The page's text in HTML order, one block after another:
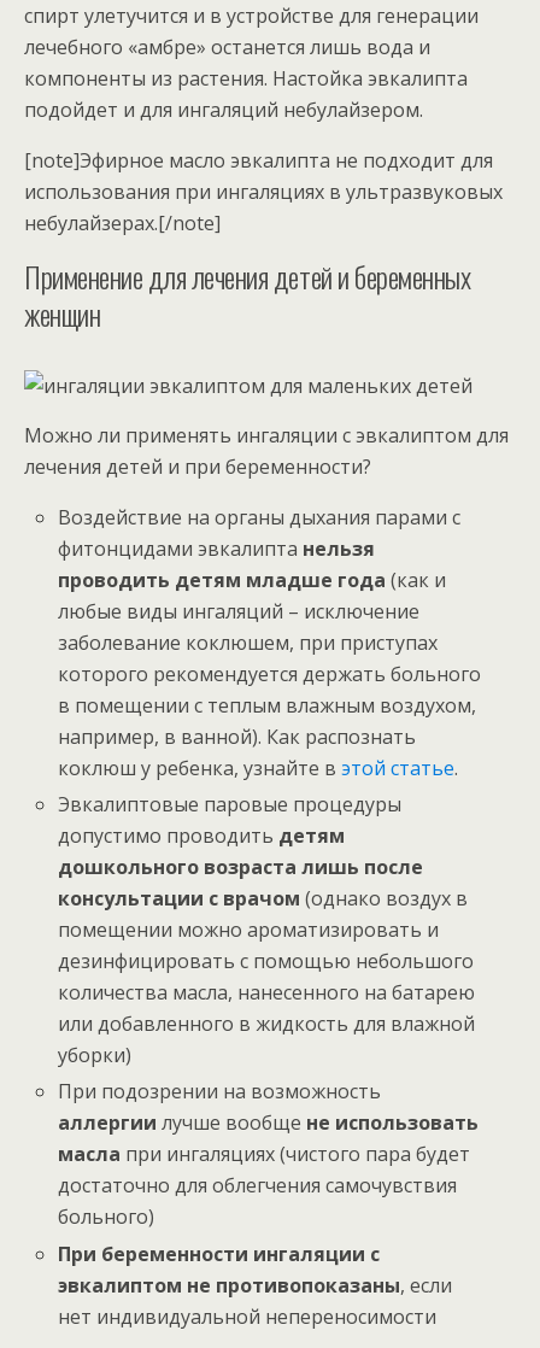
спирт улетучится и в устройстве для генерации
лечебного «амбре» останется лишь вода и
компоненты из растения. Настойка эвкалипта
подойдет и для ингаляций небулайзером.
[note]Эфирное масло эвкалипта не подходит для
использования при ингаляциях в ультразвуковых
небулайзерах.[/note]
Применение для лечения детей и беременных
женщин
Можно ли применять ингаляции с эвкалиптом для
лечения детей и при беременности?
Воздействие на органы дыхания парами с
фитонцидами эвкалипта нельзя
проводить детям младше года (как и
любые виды ингаляций – исключение
заболевание коклюшем, при приступах
которого рекомендуется держать больного
в помещении с теплым влажным воздухом,
например, в ванной). Как распознать
коклюш у ребенка, узнайте вэтой статье.
Эвкалиптовые паровые процедуры
допустимо проводить детям
дошкольного возраста лишь после
консультации с врачом (однако воздух в
помещении можно ароматизировать и
дезинфицировать с помощью небольшого
количества масла, нанесенного на батарею
или добавленного в жидкость для влажной
уборки)
При подозрении на возможность
аллергии лучше вообще не использовать
масла при ингаляциях (чистого пара будет
достаточно для облегчения самочувствия
больного)
При беременности ингаляции с
эвкалиптом не противопоказаны, если
нет индивидуальной непереносимости